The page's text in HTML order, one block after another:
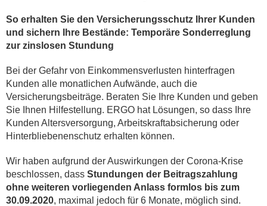
So erhalten Sie den Versicherungsschutz Ihrer Kunden
und sichern Ihre Bestände: Temporäre Sonderreglung
zur zinslosen Stundung
Bei der Gefahr von Einkommensverlusten hinterfragen
Kunden alle monatlichen Aufwände, auch die
Versicherungsbeiträge. Beraten Sie Ihre Kunden und geben
Sie Ihnen Hilfestellung. ERGO hat Lösungen, so dass Ihre
Kunden Altersversorgung, Arbeitskraftabsicherung oder
Hinterbliebenenschutz erhalten können.
Wir haben aufgrund der Auswirkungen der Corona-Krise
beschlossen, dass Stundungen der Beitragszahlung
ohne weiteren vorliegenden Anlass formlos bis zum
30.09.2020, maximal jedoch für 6 Monate, möglich sind.